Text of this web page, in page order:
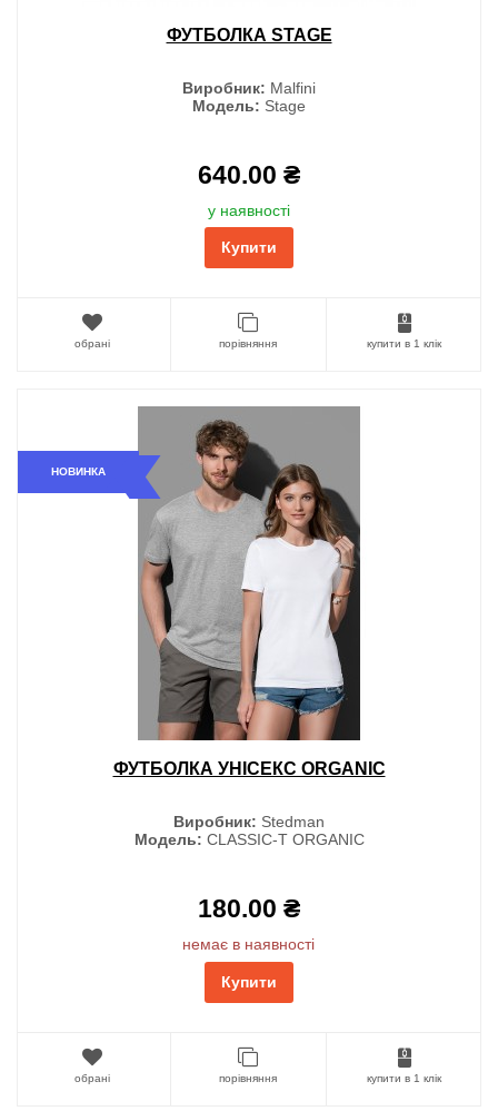
ФУТБОЛКА STAGE
Виробник: Malfini
Модель: Stage
640.00 ₴
у наявності
Купити
обрані порівняння купити в 1 клік
НОВИНКА
ФУТБОЛКА УНІСЕКС ORGANIC
Виробник: Stedman
Модель: CLASSIC-T ORGANIC
180.00 ₴
немає в наявності
Купити
обрані порівняння купити в 1 клік